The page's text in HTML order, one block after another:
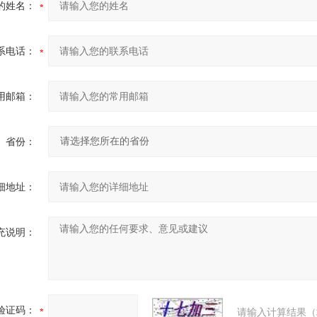
姓名：
电话：
邮箱：
省份：
地址：
说明：
证码： 请输入计算结果